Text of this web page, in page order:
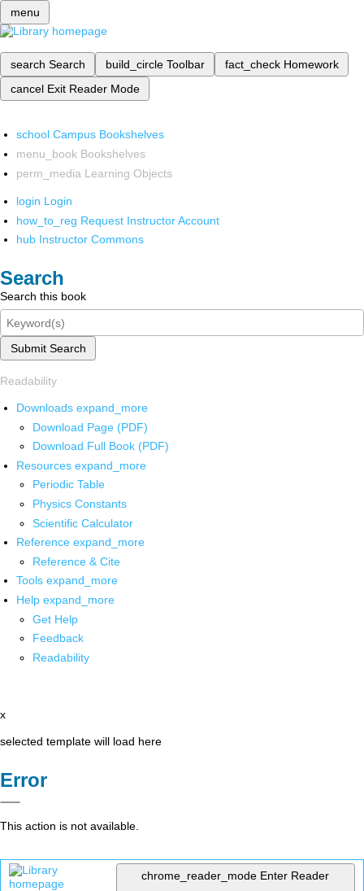
menu
search Search build_circle Toolbar fact_check Homework
cancel Exit Reader Mode
school Campus Bookshelves
menu_book Bookshelves
perm_media Learning Objects
login Login
how_to_reg Request Instructor Account
hub Instructor Commons
Search
Search this book
Submit Search
Readability
Downloads expand_more
Download Page (PDF)
Download Full Book (PDF)
Resources expand_more
Periodic Table
Physics Constants
Scientific Calculator
Reference expand_more
Reference & Cite
Tools expand_more
Help expand_more
Get Help
Feedback
Readability
x
selected template will load here
Error
This action is not available.
chrome_reader_mode Enter Reader